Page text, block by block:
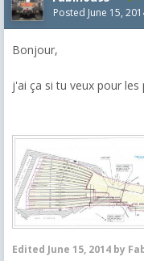
Posted June 15,
Bonjour,
j'ai ça si tu veux pour les
Edited June 15, 2014 by